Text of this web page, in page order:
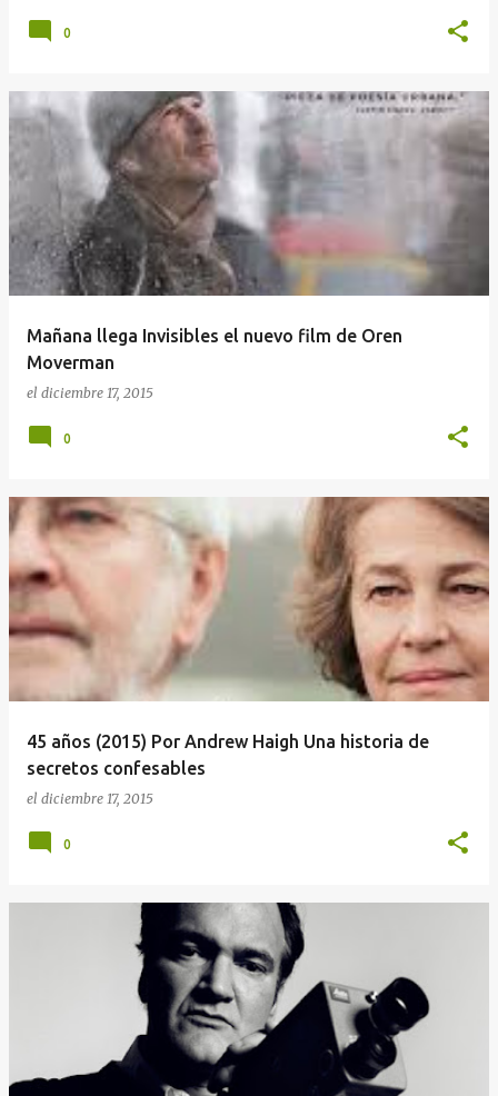
0
Mañana llega Invisibles el nuevo film de Oren
Moverman
el diciembre 17, 2015
0
45 años (2015) Por Andrew Haigh Una historia de
secretos confesables
el diciembre 17, 2015
0